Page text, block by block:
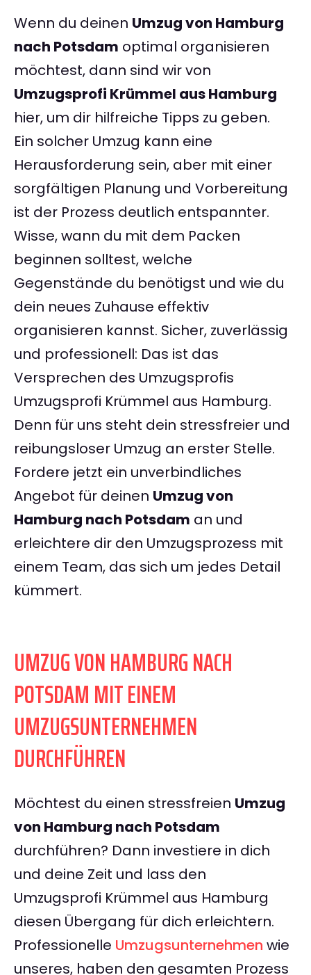
Wenn du deinen Umzug von Hamburg
nach Potsdam optimal organisieren
möchtest, dann sind wir von
Umzugsprofi Krümmel aus Hamburg
hier, um dir hilfreiche Tipps zu geben.
Ein solcher Umzug kann eine
Herausforderung sein, aber mit einer
sorgfältigen Planung und Vorbereitung
ist der Prozess deutlich entspannter.
Wisse, wann du mit dem Packen
beginnen solltest, welche
Gegenstände du benötigst und wie du
dein neues Zuhause effektiv
organisieren kannst. Sicher, zuverlässig
und professionell: Das ist das
Versprechen des Umzugsprofis
Umzugsprofi Krümmel aus Hamburg.
Denn für uns steht dein stressfreier und
reibungsloser Umzug an erster Stelle.
Fordere jetzt ein unverbindliches
Angebot für deinen Umzug von
Hamburg nach Potsdam an und
erleichtere dir den Umzugsprozess mit
einem Team, das sich um jedes Detail
kümmert.
UMZUG VON HAMBURG NACH
POTSDAM MIT EINEM
UMZUGSUNTERNEHMEN
DURCHFÜHREN
Möchtest du einen stressfreien Umzug
von Hamburg nach Potsdam
durchführen? Dann investiere in dich
und deine Zeit und lass den
Umzugsprofi Krümmel aus Hamburg
diesen Übergang für dich erleichtern.
Professionelle Umzugsunternehmen wie
unseres, haben den gesamten Prozess